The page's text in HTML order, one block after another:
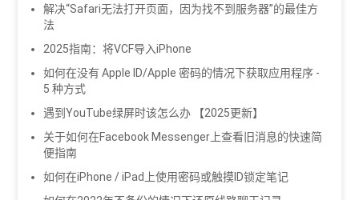
解决“Safari无法打开页面，因为找不到服务器”的最佳方
法
2025指南：将VCF导入iPhone
如何在没有 Apple ID/Apple 密码的情况下获取应用程序 -
5 种方式
遇到YouTube绿屏时该怎么办 【2025更新】
关于如何在Facebook Messenger上查看旧消息的快速简
便指南
如何在iPhone / iPad上使用密码或触摸ID锁定笔记